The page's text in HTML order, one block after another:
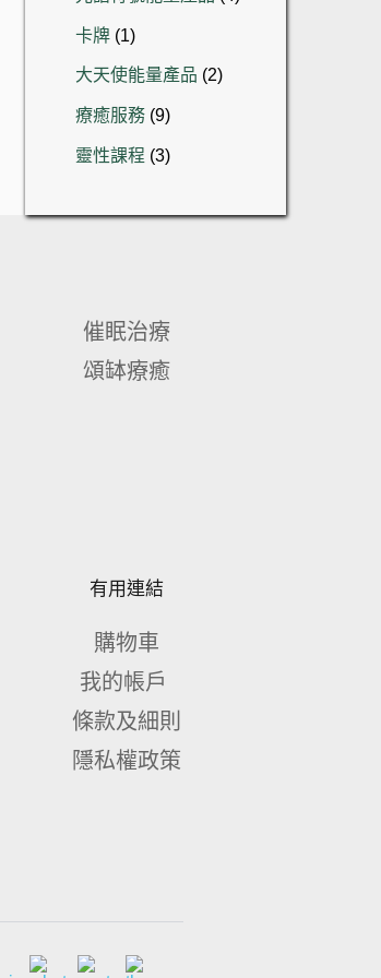
產
品
卡牌 11
產
品
大天使能量產品 22
療癒服務 99
產
靈性課程 33
品
催眠治療
頌缽療癒
有用連結
購物車
我的帳戶
條款及細則
隱私權政策